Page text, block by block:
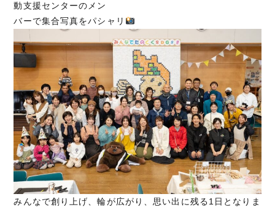
動支援センターのメン
バーで集合写真をパシャリ
みんなで創り上げ、輪が広がり、思い出に残る1日となりま